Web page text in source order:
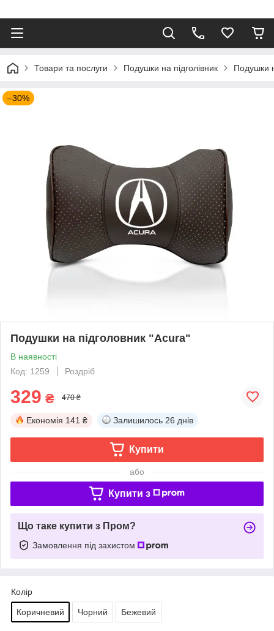
Товари та послуги Подушки на підголівник Подушки
–30%
Подушки на підголовник "Acura"
В наявності
Код: 1259
Роздріб
329 ₴ 470 ₴
Економія 141 ₴ Залишилось 26 днів
Купити
або
Купити з
Що таке купити з Пром?
Замовлення під захистом
Колір
Коричневий Чорний Бежевий